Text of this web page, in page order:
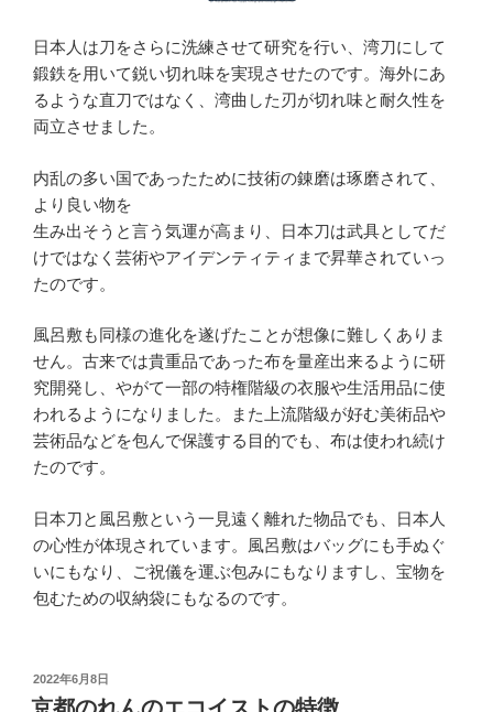
日本人は刀をさらに洗練させて研究を行い、湾刀にして
鍛鉄を用いて鋭い切れ味を実現させたのです。海外にあ
るような直刀ではなく、湾曲した刃が切れ味と耐久性を
両立させました。
内乱の多い国であったために技術の錬磨は琢磨されて、
より良い物を
生み出そうと言う気運が高まり、日本刀は武具としてだ
けではなく芸術やアイデンティティまで昇華されていっ
たのです。
風呂敷も同様の進化を遂げたことが想像に難しくありま
せん。古来では貴重品であった布を量産出来るように研
究開発し、やがて一部の特権階級の衣服や生活用品に使
われるようになりました。また上流階級が好む美術品や
芸術品などを包んで保護する目的でも、布は使われ続け
たのです。
日本刀と風呂敷という一見遠く離れた物品でも、日本人
の心性が体現されています。風呂敷はバッグにも手ぬぐ
いにもなり、ご祝儀を運ぶ包みにもなりますし、宝物を
包むための収納袋にもなるのです。
投
稿
2022年6月8日